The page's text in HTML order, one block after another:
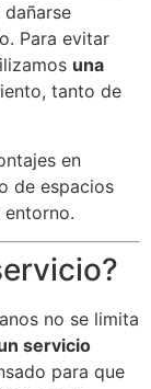
Para evitar
una
tanto de
en
de espacios
no se limita
servicio
para que